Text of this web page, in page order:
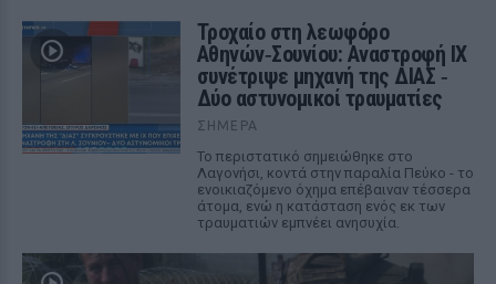
Τροχαίο στη λεωφόρο
Αθηνών‑Σουνίου: Αναστροφή ΙΧ
συνέτριψε μηχανή της ΔΙΑΣ ‑
Δύο αστυνομικοί τραυματίες
ΣΉΜΕΡΑ
Το περιστατικό σημειώθηκε στο
Λαγονήσι, κοντά στην παραλία Πεύκο - το
ενοικιαζόμενο όχημα επέβαιναν τέσσερα
άτομα, ενώ η κατάσταση ενός εκ των
τραυματιών εμπνέει ανησυχία.